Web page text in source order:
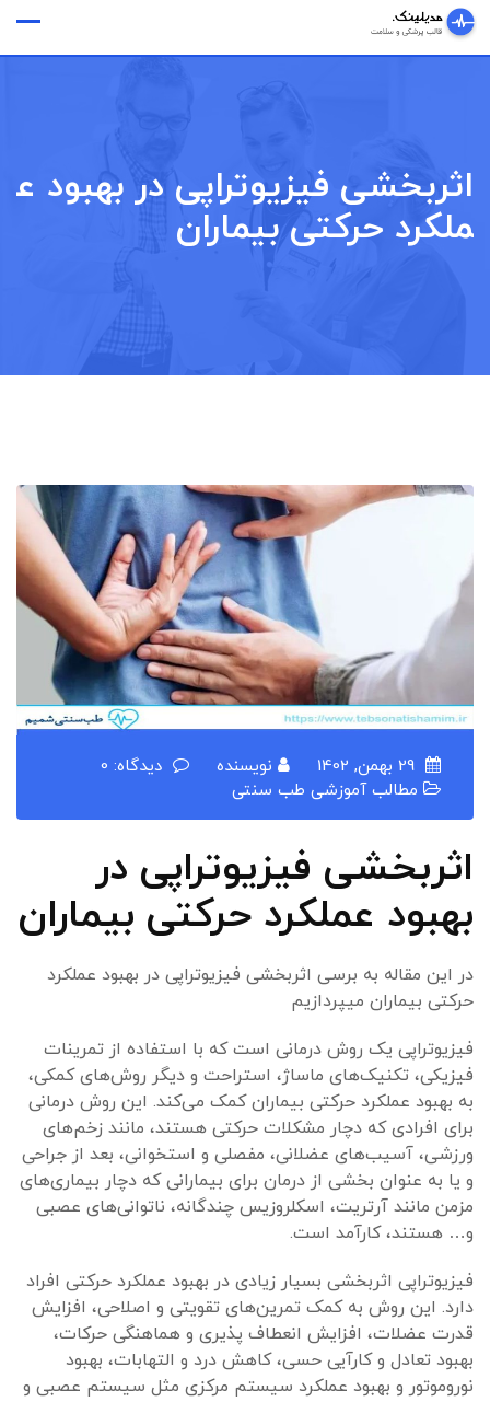
Skip
content
اثربخشی فیزیوتراپی در بهبود ع
ملکرد حرکتی بیماران
نویسنده
دیدگاه: 0
مطالب آموزشی طب سنتی
اثربخشی فیزیوتراپی در
بهبود عملکرد حرکتی بیماران
در این مقاله به برسی اثربخشی فیزیوتراپی در بهبود عملکرد
حرکتی بیماران میپردازیم
فیزیوتراپی یک روش درمانی است که با استفاده از تمرینات
فیزیکی، تکنیک‌های ماساژ، استراحت و دیگر روش‌های کمکی،
به بهبود عملکرد حرکتی بیماران کمک می‌کند. این روش درمانی
برای افرادی که دچار مشکلات حرکتی هستند، مانند زخم‌های
ورزشی، آسیب‌های عضلانی، مفصلی و استخوانی، بعد از جراحی
و یا به عنوان بخشی از درمان برای بیمارانی که دچار بیماری‌های
مزمن مانند آرتریت، اسکلروزیس چندگانه، ناتوانی‌های عصبی
و… هستند، کارآمد است.
فیزیوتراپی اثربخشی بسیار زیادی در بهبود عملکرد حرکتی افراد
دارد. این روش به کمک تمرین‌های تقویتی و اصلاحی، افزایش
قدرت عضلات، افزایش انعطاف پذیری و هماهنگی حرکات،
بهبود تعادل و کارآیی حسی، کاهش درد و التهابات، بهبود
نوروموتور و بهبود عملکرد سیستم مرکزی مثل سیستم عصبی و